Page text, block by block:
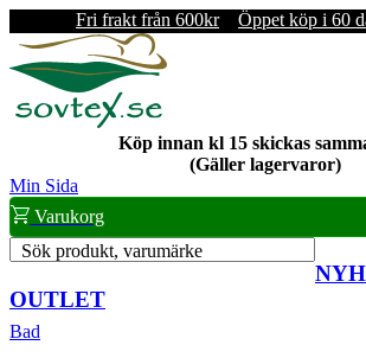
Fri frakt från 600kr Öppet köp i 60
Köp innan kl 15 skickas
(Gäller lagervaror)
Min Sida
Varukorg
Sök produkt, varumärke
OUTLET
Bad